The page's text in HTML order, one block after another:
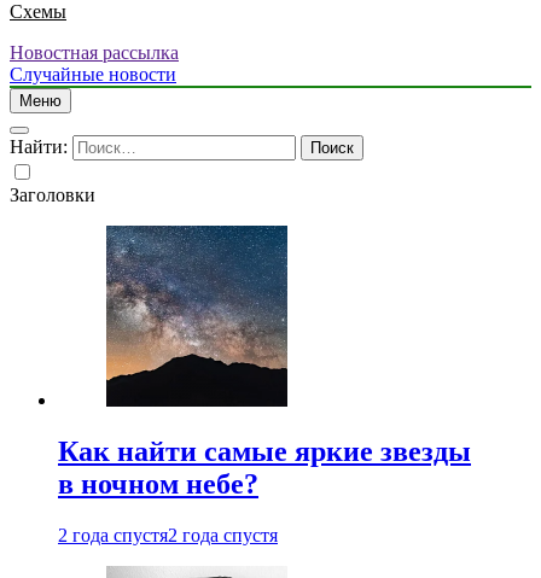
Схемы
Новостная рассылка
Случайные новости
Меню
Найти:
Заголовки
Как найти самые яркие звезды
в ночном небе?
2 года спустя2 года спустя